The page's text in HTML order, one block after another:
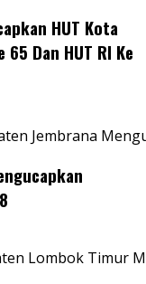
HUT Kota
Dan HUT RI Ke
Jembrana
Lombok Timur